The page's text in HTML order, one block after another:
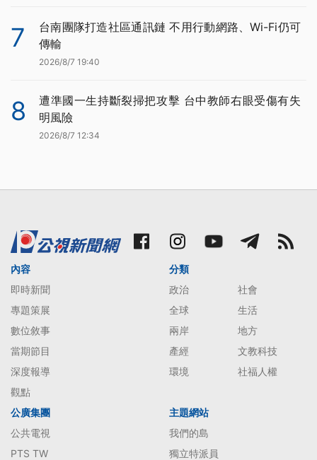
7
台南團隊打造社區通訊鏈 不用行動網路、Wi-Fi仍可
傳輸
2026/8/7 19:40
8
遭準國一生持斷裂掃把攻擊 台中教師右眼受傷有失
明風險
2026/8/7 12:34
內容
即時新聞
專題策展
數位敘事
當期節目
深度報導
觀點
分類
政治
社會
全球
生活
兩岸
地方
產經
文教科技
環境
社福人權
公廣集團
公共電視
PTS TW
主題網站
我們的島
獨立特派員